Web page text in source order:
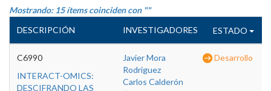
Mostrando: 15 ítems coinciden con ""
DESCRIPCIÓN
INVESTIGADORES ESTADO
C6990
INTERACT-OMICS:
DESCIFRANDO LAS
Javier Mora
Rodriguez
Carlos Calderón
Desarrollo